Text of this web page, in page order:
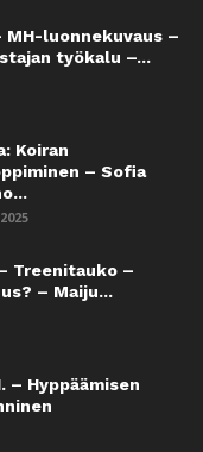
luonnekuvaus –
työkalu –...
Koiran
– Sofia
Treenitauko –
– Maiju...
– Hyppäämisen